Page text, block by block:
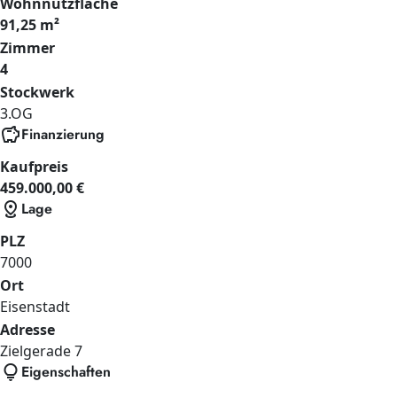
91,25 m²
Zimmer
4
Stockwerk
3.OG
savingsFinanzierung
Kaufpreis
459.000,00 €
distance Lage
PLZ
7000
Ort
Eisenstadt
Adresse
Zielgerade7
lightbulb Eigenschaften